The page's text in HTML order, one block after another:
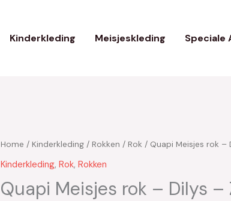
Kinderkleding Meisjeskleding Speciale
Home / Kinderkleding / Rokken / Rok / Quapi Meisjes rok –
Kinderkleding, Rok, Rokken
Quapi Meisjes rok – Dilys –
Oorspronkelijke
prijs
Huidige
prijs